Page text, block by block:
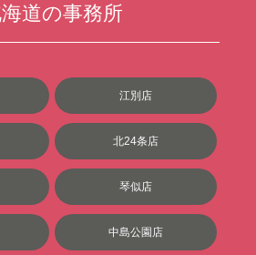
道の事務所
江別店
北24条店
琴似店
中島公園店